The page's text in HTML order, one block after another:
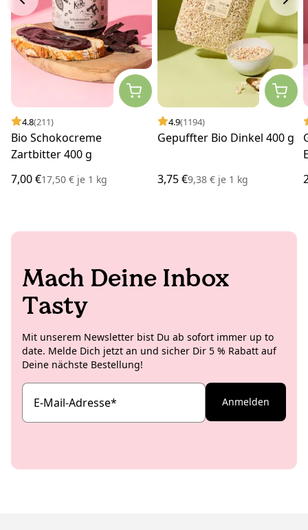
4.8(211)
Bio Schokocreme
Zartbitter 400 g
7,00 €17,50 € je 1 kg
4.9(1194)
Gepuffter Bio Dinkel 400 g
3,75 €9,38 € je1 kg
Mach Deine Inbox
Tasty
Mit unserem Newsletter bist Du ab sofort immer up to
date. Melde Dich jetzt an und sicher Dir 5 % Rabatt auf
Deine nächste Bestellung!
E-Mail-Adresse* Anmelden